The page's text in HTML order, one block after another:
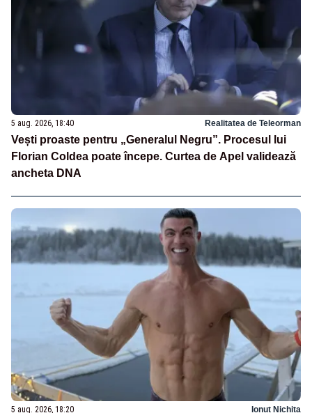
5 aug. 2026, 18:40 Realitatea de Teleorman
Vești proaste pentru „Generalul Negru”. Procesul lui
Florian Coldea poate începe. Curtea de Apel validează
ancheta DNA
5 aug. 2026, 18:20 Ionuț Nichita